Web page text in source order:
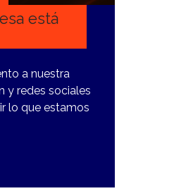
está
a nuestra
y redes sociales
lo que estamos